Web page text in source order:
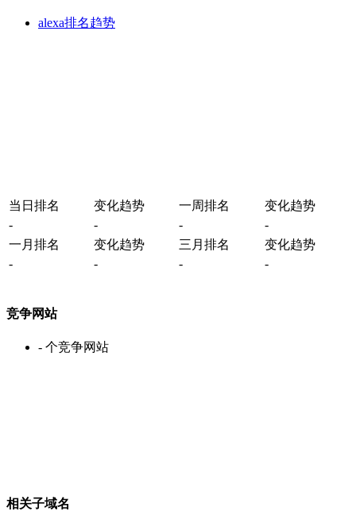
alexa排名趋势
当日排名 变化趋势 一周排名
变化趋势
-
- -
-
一月排名
变化趋势 三月排名
变化趋势
-
- - -
竞争网站
- 个竞争网站
相关子域名